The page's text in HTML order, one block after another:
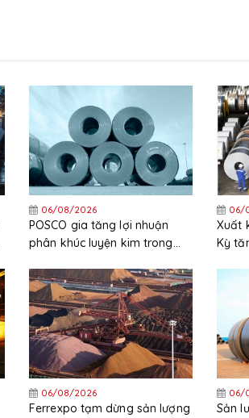
06/08/2026
POSCO gia tăng lợi nhuận
phân khúc luyện kim trong
06/
Xuất
Kỳ
06/08/2026
Ferrexpo tạm dừng sản lượng
06/
Sản